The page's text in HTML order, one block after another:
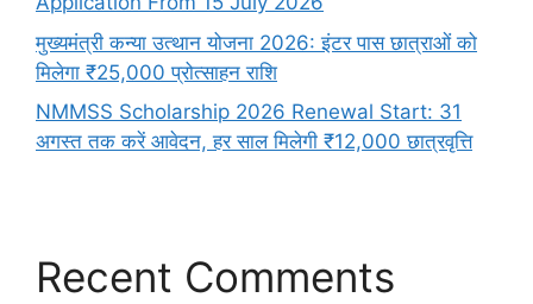
मुख्यमंत्री कन्या उत्थान योजना 2026: इंटर पास छात्राओं को
मिलेगा ₹25,000 प्रोत्साहन राशि
NMMSS Scholarship 2026 Renewal Start: 31
अगस्त तक करें आवेदन, हर साल मिलेगी ₹12,000 छात्रवृत्ति
Recent Comments